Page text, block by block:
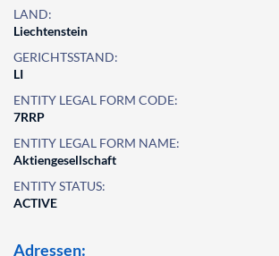
LAND:
Liechtenstein
GERICHTSSTAND:
LI
ENTITY LEGAL FORM CODE:
7RRP
ENTITY LEGAL FORM NAME:
Aktiengesellschaft
ENTITY STATUS:
ACTIVE
Adressen: